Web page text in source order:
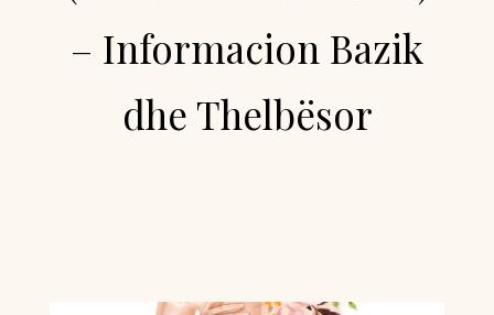
– Informacion Bazik
dhe Thelbësor